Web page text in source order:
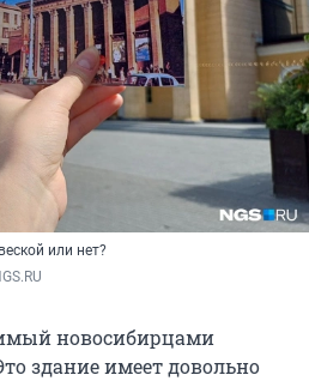
или нет?
новосибирцами
здание имеет довольно